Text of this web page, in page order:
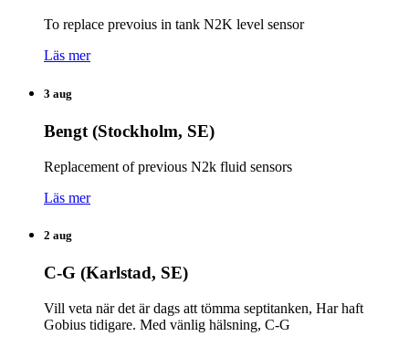
To replace prevoius in tank N2K level sensor
Läs mer
3 aug
Bengt (Stockholm, SE)
Replacement of previous N2k fluid sensors
Läs mer
2 aug
C-G (Karlstad, SE)
Vill veta när det är dags att tömma septitanken, Har haft
Gobius tidigare. Med vänlig hälsning, C-G